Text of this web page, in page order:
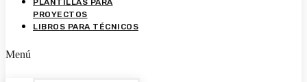
PLANTILLAS PARA
PROYECTOS
LIBROS PARA TÉCNICOS
Menú